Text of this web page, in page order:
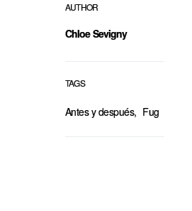
AUTHOR
Chloe Sevigny
TAGS
Antes y después, Fug